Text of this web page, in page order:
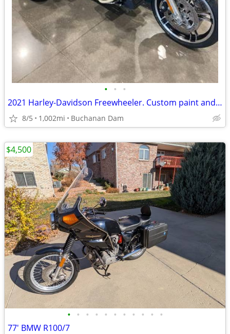
• • •
2021 Harley-Davidson Freewheeler. Custom paint and custom accessories.
8/5 1,002mi Buchanan Dam
• • • • • • • • • • •
77' BMW R100/7
$4,500